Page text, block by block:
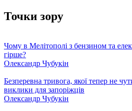
Точки зору
Чому в Мелітополі з бензином та
гірше?
Олександр Чубукін
Безперевна тривога, якої тепер не
виклики для запоріжців
Олександр Чубукін